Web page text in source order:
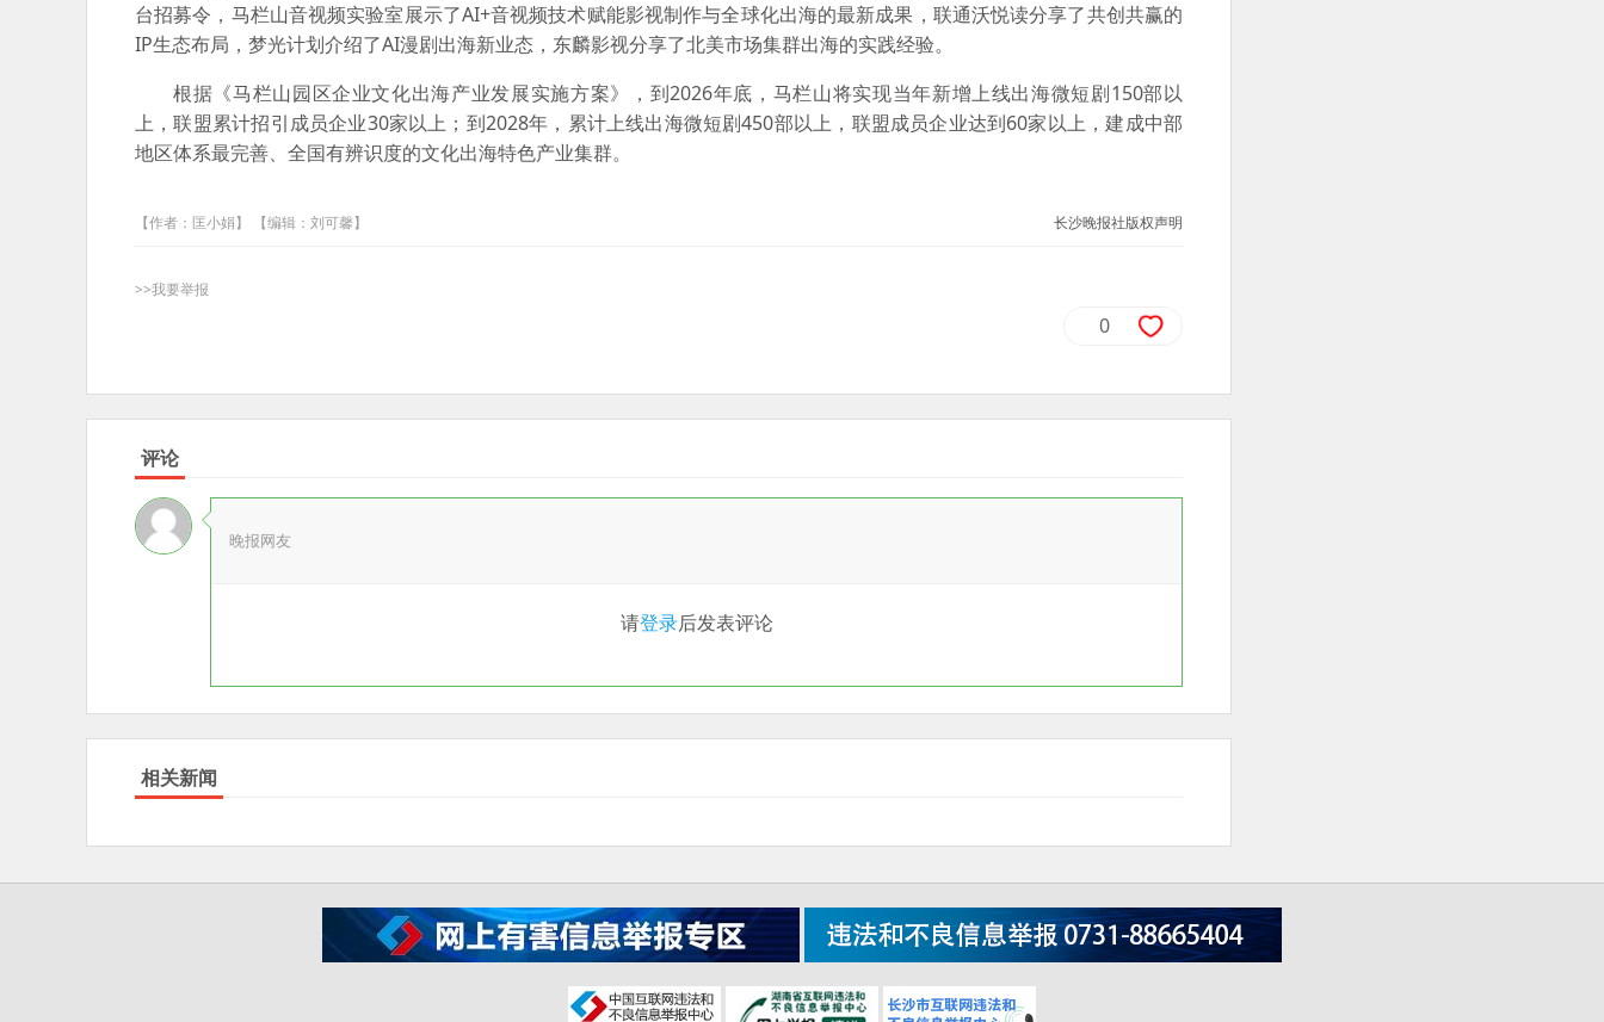
台招募令，马栏山音视频实验室展示了AI+音视频技术赋能影视制作与全球化出海的最新成果，联通沃悦读分享了共创共赢的
IP生态布局，梦光计划介绍了AI漫剧出海新业态，东麟影视分享了北美市场集群出海的实践经验。
根据《马栏山园区企业文化出海产业发展实施方案》，到2026年底，马栏山将实现当年新增上线出海微短剧150部以
上，联盟累计招引成员企业30家以上；到2028年，累计上线出海微短剧450部以上，联盟成员企业达到60家以上，建成中部
地区体系最完善、全国有辨识度的文化出海特色产业集群。
【作者：匡小娟】 【编辑：刘可馨】 长沙晚报社版权声明
>>我要举报
0
评论
晚报网友
请登录后发表评论
相关新闻